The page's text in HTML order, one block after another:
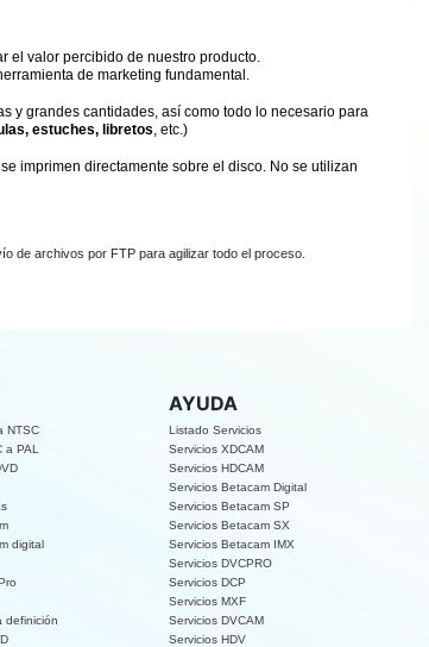
el valor percibido de nuestro producto.
de marketing fundamental.
y grandes cantidades, así como todo lo necesario para
estuches, libretos, etc.)
imprimen directamente sobre el disco. No se utilizan
de archivos por FTP para agilizar todo el proceso.
NTSC
PAL
digital
definición
AYUDA
Listado Servicios
Servicios XDCAM
Servicios HDCAM
Servicios Betacam Digital
Servicios Betacam SP
Servicios Betacam SX
Servicios Betacam IMX
Servicios DVCPRO
Servicios DCP
Servicios MXF
Servicios DVCAM
Servicios HDV